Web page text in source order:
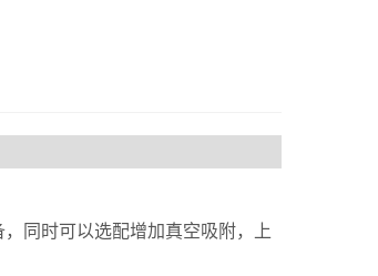
同时可以选配增加真空吸附，上